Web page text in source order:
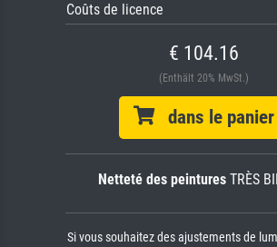
Coûts de licence
€ 104.16
(Enthält 20% MwSt.)
dans le panier
Netteté des peinturesTRÈS
Si vous souhaitez des ajustements de